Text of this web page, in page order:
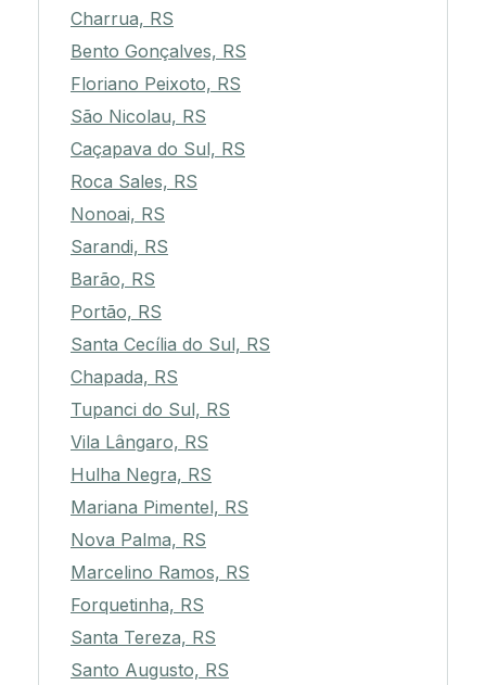
Charrua, RS
Bento Gonçalves, RS
Floriano Peixoto, RS
São Nicolau, RS
Caçapava do Sul, RS
Roca Sales, RS
Nonoai, RS
Sarandi, RS
Barão, RS
Portão, RS
Santa Cecília do Sul, RS
Chapada, RS
Tupanci do Sul, RS
Vila Lângaro, RS
Hulha Negra, RS
Mariana Pimentel, RS
Nova Palma, RS
Marcelino Ramos, RS
Forquetinha, RS
Santa Tereza, RS
Santo Augusto, RS